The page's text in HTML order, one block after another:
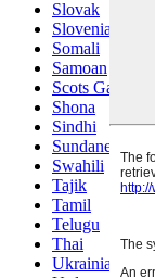
Slovak
Slovenian
Somali
Samoan
Scots Gaelic
Shona
Sindhi
Sundanese
Swahili
Tajik
Tamil
Telugu
Thai
Ukrainian